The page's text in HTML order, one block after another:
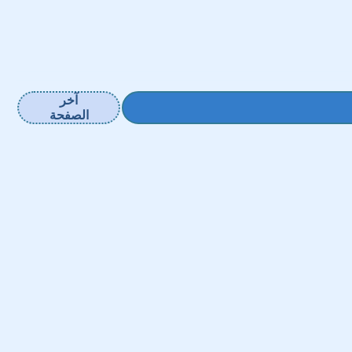
آخر
الصفحة